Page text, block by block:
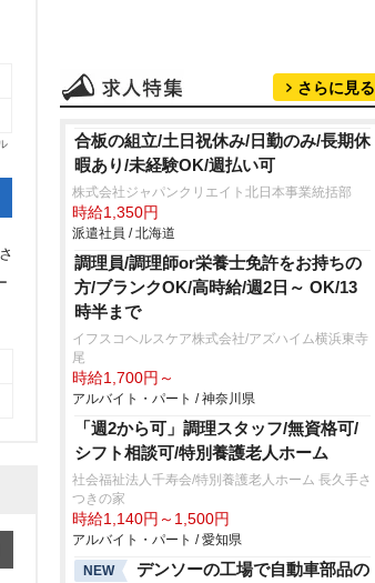
さらに見る
合板の組立/土日祝休み/日勤のみ/長期休
暇あり/未経験OK/週払い可
株式会社ジャパンクリエイト北日本事業統括部
時給1,350円
派遣社員 / 北海道
調理員/調理師or栄養士免許をお持ちの
方/ブランクOK/高時給/週2日～ OK/13
時半まで
イフスコヘルスケア株式会社/アズハイム横浜東寺
尾
時給1,700円～
アルバイト・パート / 神奈川県
「週2から可」調理スタッフ/無資格可/
シフト相談可/特別養護老人ホーム
社会福祉法人千寿会/特別養護老人ホーム 長久手さ
つきの家
時給1,140円～1,500円
アルバイト・パート / 愛知県
NEW
デンソーの工場で自動車部品の